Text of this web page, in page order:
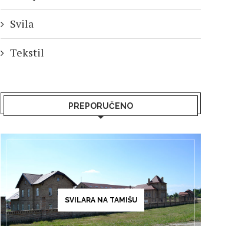
Svila
Tekstil
PREPORUČENO
SVILARA NA TAMIŠU